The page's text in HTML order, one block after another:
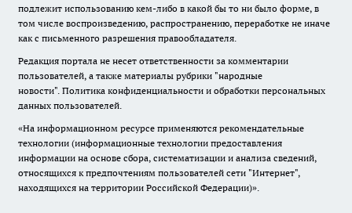
подлежит использованию кем-либо в какой бы то ни было форме, в
том числе воспроизведению, распространению, переработке не иначе
как с письменного разрешения правообладателя.
Редакция портала не несет ответственности за комментарии
пользователей, а также материалы рубрики "народные
новости". Политика конфиденциальности и обработки персональных
данных пользователей.
«На информационном ресурсе применяются рекомендательные
технологии (информационные технологии предоставления
информации на основе сбора, систематизации и анализа сведений,
относящихся к предпочтениям пользователей сети "Интернет",
находящихся на территории Российской Федерации)».